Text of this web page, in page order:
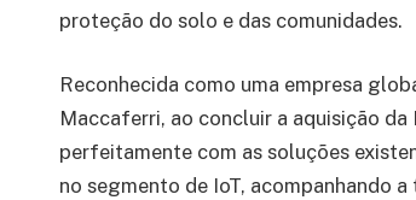
proteção do solo e das comunidades.
Reconhecida como uma empresa
Maccaferri, ao concluir a aquisição
perfeitamente com as soluções
no segmento de IoT, acompanhando